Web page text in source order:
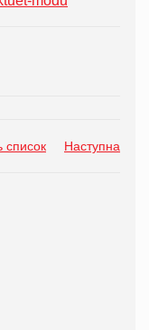
список Наступна